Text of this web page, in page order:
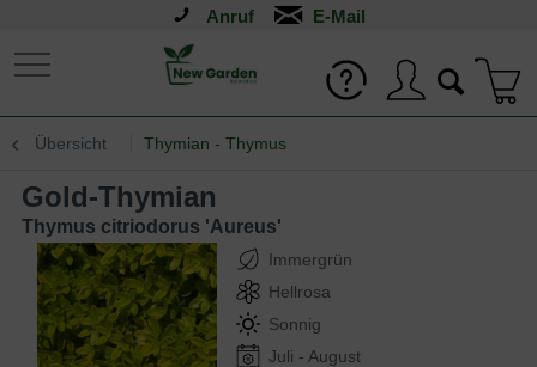
Anruf
Übersicht Thymian - Thymus
Gold-Thymian
Thymus citriodorus 'Aureus'
Immergrün
Hellrosa
Sonnig
Juli - August